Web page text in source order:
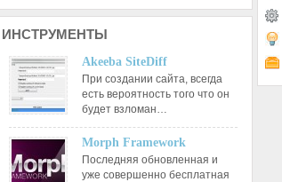
ИНСТРУМЕНТЫ
Akeeba SiteDiff
При создании сайта, всегда
есть вероятность того что он
будет взломан…
Morph Framework
Последняя обновленная и
уже совершенно бесплатная